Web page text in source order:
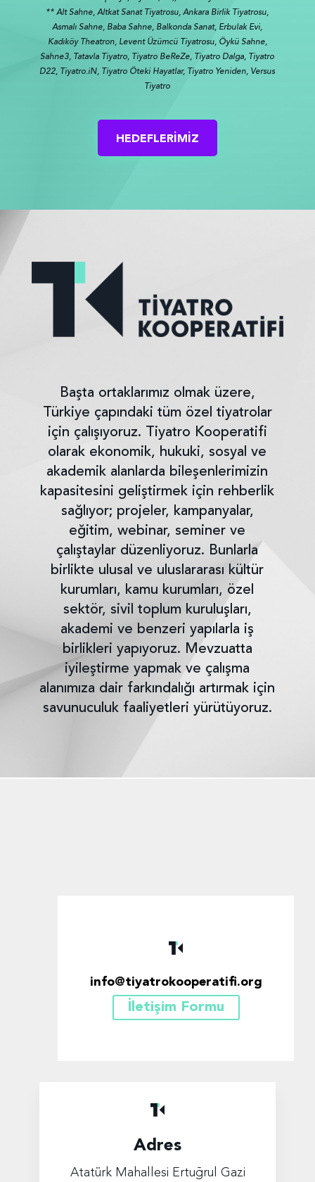
** Alt Sahne, Altkat Sanat Tiyatrosu, Ankara Birlik Tiyatrosu,
Asmalı Sahne, Baba Sahne, Balkonda Sanat, Erbulak Evi,
Kadıköy Theatron, Levent Üzümcü Tiyatrosu, Öykü Sahne,
Sahne3, Tatavla Tiyatro, Tiyatro BeReZe, Tiyatro Dalga, Tiyatro
D22, Tiyatro.iN, Tiyatro Öteki Hayatlar, Tiyatro Yeniden, Versus
Tiyatro
HEDEFLERİMİZ
Başta ortaklarımız olmak üzere,
Türkiye çapındaki tüm özel tiyatrolar
için çalışıyoruz. Tiyatro Kooperatifi
olarak ekonomik, hukuki, sosyal ve
akademik alanlarda bileşenlerimizin
kapasitesini geliştirmek için rehberlik
sağlıyor; projeler, kampanyalar,
eğitim, webinar, seminer ve
çalıştaylar düzenliyoruz. Bunlarla
birlikte ulusal ve uluslararası kültür
kurumları, kamu kurumları, özel
sektör, sivil toplum kuruluşları,
akademi ve benzeri yapılarla iş
birlikleri yapıyoruz. Mevzuatta
iyileştirme yapmak ve çalışma
alanımıza dair farkındalığı artırmak için
savunuculuk faaliyetleri yürütüyoruz.
info@tiyatrokooperatifi.org
İletişim Formu
Adres
Atatürk Mahallesi Ertuğrul Gazi